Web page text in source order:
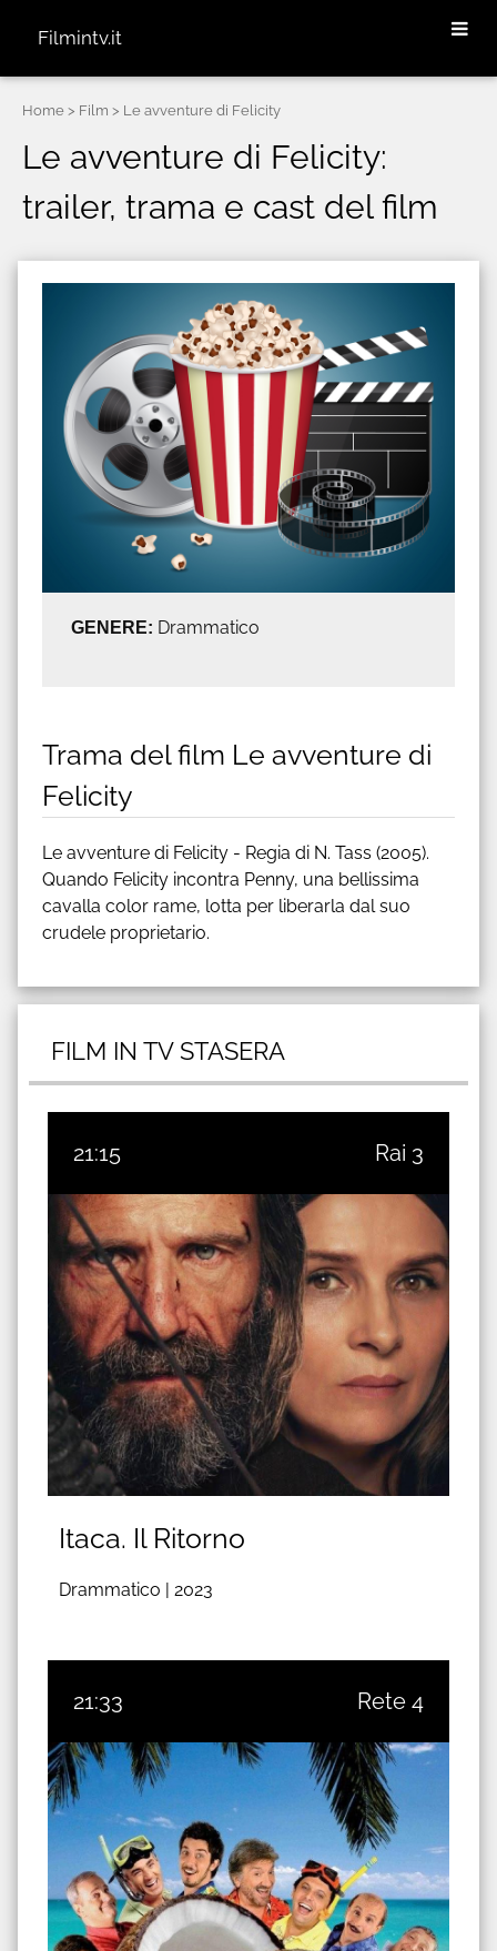
Filmintv.it
Home > Film > Le avventure di Felicity
Le avventure di Felicity:
trailer, trama e cast del film
GENERE: Drammatico
Trama del film Le avventure di
Felicity
Le avventure di Felicity - Regia di N. Tass (2005).
Quando Felicity incontra Penny, una bellissima
cavalla color rame, lotta per liberarla dal suo
crudele proprietario.
FILM IN TV STASERA
21:15 Rai 3
Itaca. Il Ritorno
Drammatico | 2023
21:33 Rete 4